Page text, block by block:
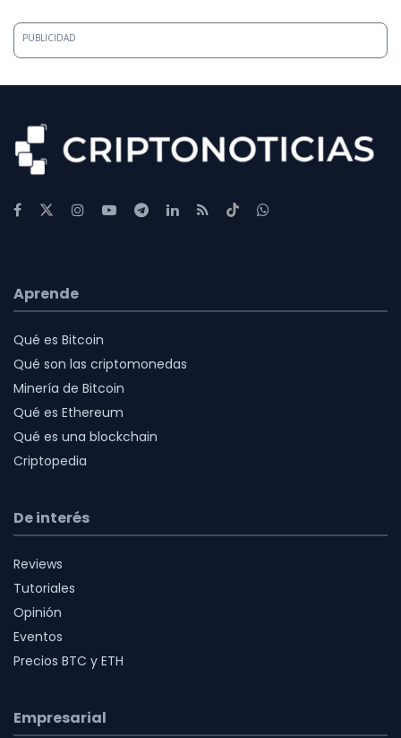
PUBLICIDAD
Aprende
Qué es Bitcoin
Qué son las criptomonedas
Minería de Bitcoin
Qué es Ethereum
Qué es una blockchain
Criptopedia
De interés
Reviews
Tutoriales
Opinión
Eventos
Precios BTC y ETH
Empresarial